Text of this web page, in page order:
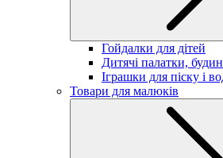
Гойдалки для дітей
Дитячі палатки,
Іграшки для піску і
Товари для малюків